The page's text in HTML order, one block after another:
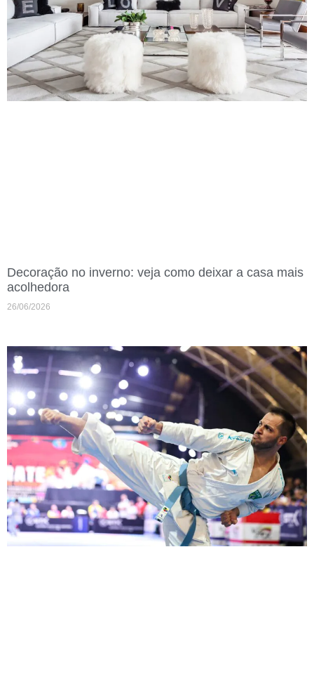
Decoração no inverno: veja como deixar a casa mais
acolhedora
26/06/2026